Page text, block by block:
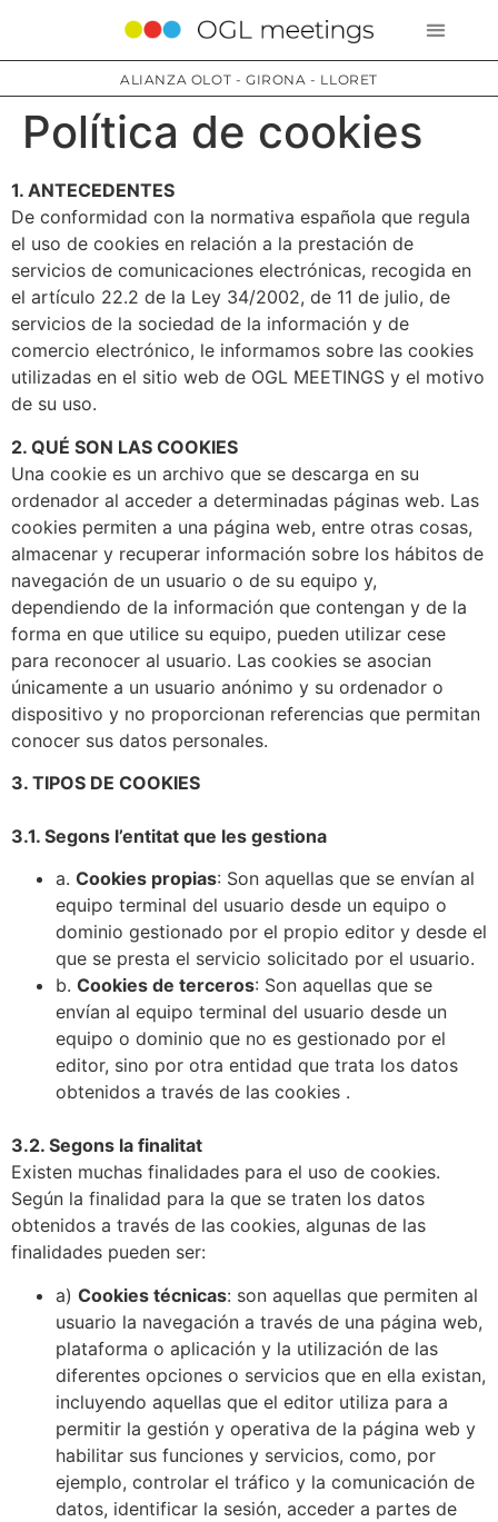
ALIANZA OLOT - GIRONA - LLORET
Política de cookies
1. ANTECEDENTES
De conformidad con la normativa española que regula
el uso de cookies en relación a la prestación de
servicios de comunicaciones electrónicas, recogida en
el artículo 22.2 de la Ley 34/2002, de 11 de julio, de
servicios de la sociedad de la información y de
comercio electrónico, le informamos sobre las cookies
utilizadas en el sitio web de OGL MEETINGS y el motivo
de su uso.
2. QUÉ SON LAS COOKIES
Una cookie es un archivo que se descarga en su
ordenador al acceder a determinadas páginas web. Las
cookies permiten a una página web, entre otras cosas,
almacenar y recuperar información sobre los hábitos de
navegación de un usuario o de su equipo y,
dependiendo de la información que contengan y de la
forma en que utilice su equipo, pueden utilizar cese
para reconocer al usuario. Las cookies se asocian
únicamente a un usuario anónimo y su ordenador o
dispositivo y no proporcionan referencias que permitan
conocer sus datos personales.
3. TIPOS DE COOKIES
3.1. Segons l’entitat que les gestiona
a. Cookies propias: Son aquellas que se envían al
equipo terminal del usuario desde un equipo o
dominio gestionado por el propio editor y desde el
que se presta el servicio solicitado por el usuario.
b. Cookies de terceros: Son aquellas que se
envían al equipo terminal del usuario desde un
equipo o dominio que no es gestionado por el
editor, sino por otra entidad que trata los datos
obtenidos a través de las cookies .
3.2. Segons la finalitat
Existen muchas finalidades para el uso de cookies.
Según la finalidad para la que se traten los datos
obtenidos a través de las cookies, algunas de las
finalidades pueden ser:
a) Cookies técnicas: son aquellas que permiten al
usuario la navegación a través de una página web,
plataforma o aplicación y la utilización de las
diferentes opciones o servicios que en ella existan,
incluyendo aquellas que el editor utiliza para a
permitir la gestión y operativa de la página web y
habilitar sus funciones y servicios, como, por
ejemplo, controlar el tráfico y la comunicación de
datos, identificar la sesión, acceder a partes de